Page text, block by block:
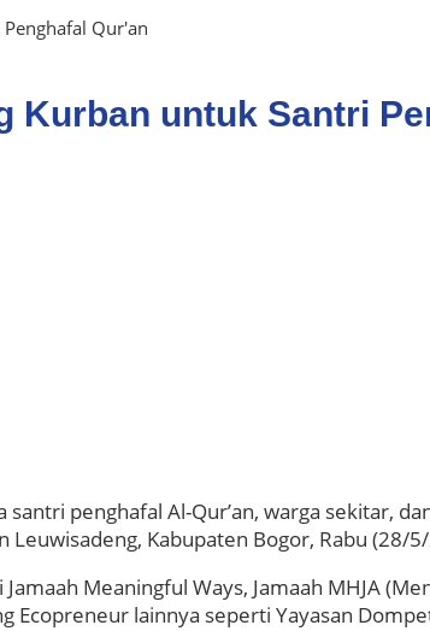
Qur'an
untuk Santri
penghafal Al-Qur’an, warga sekitar,
Leuwisadeng, Kabupaten Bogor, Rabu (28/
Meaningful Ways, Jamaah MHJA
Ecopreneur lainnya seperti Yayasan